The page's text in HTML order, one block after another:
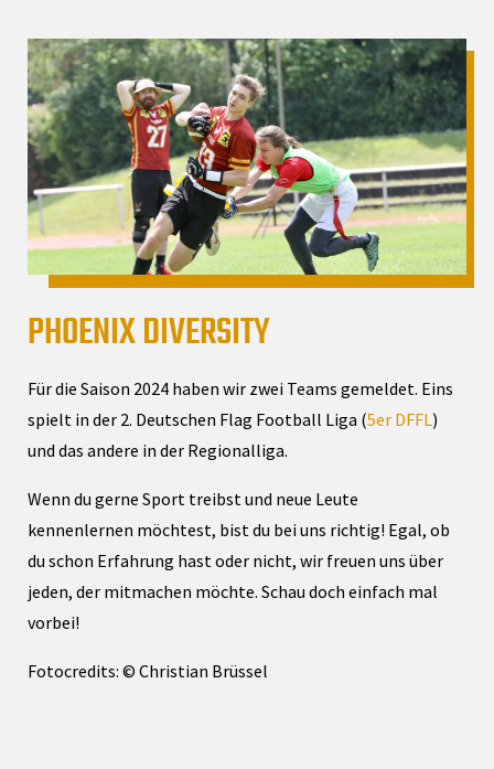
PHOENIX DIVERSITY
Für die Saison 2024 haben wir zwei Teams gemeldet. Eins
spielt in der 2. Deutschen Flag Football Liga (5er DFFL)
und das andere in der Regionalliga.
Wenn du gerne Sport treibst und neue Leute
kennenlernen möchtest, bist du bei uns richtig! Egal, ob
du schon Erfahrung hast oder nicht, wir freuen uns über
jeden, der mitmachen möchte. Schau doch einfach mal
vorbei!
Fotocredits: © Christian Brüssel